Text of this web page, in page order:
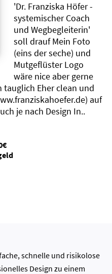
'Dr. Franziska Höfer -
systemischer Coach
und Wegbegleiterin'
soll drauf Mein Foto
(eins der seche) und
Mutgeflüster Logo
wäre nice aber gerne
Eher clean und
auf
je nach Design In..
schnelle und risikolose
Design zu einem